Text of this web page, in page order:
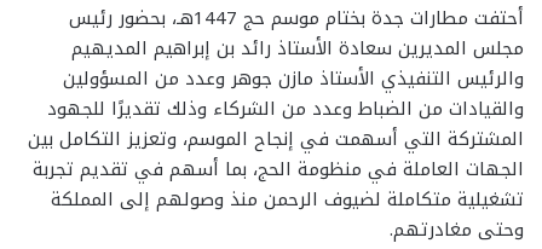
أحتفت مطارات جدة بختام موسم حج 1447هـ، بحضور رئيس
مجلس المديرين سعادة الأستاذ رائد بن إبراهيم المديهيم
والرئيس التنفيذي الأستاذ مازن جوهر وعدد من المسؤولين
والقيادات من الضباط وعدد من الشركاء وذلك تقديرًا للجهود
المشتركة التي أسهمت في إنجاح الموسم، وتعزيز التكامل بين
الجهات العاملة في منظومة الحج، بما أسهم في تقديم تجربة
تشغيلية متكاملة لضيوف الرحمن منذ وصولهم إلى المملكة
وحتى مغادرتهم.